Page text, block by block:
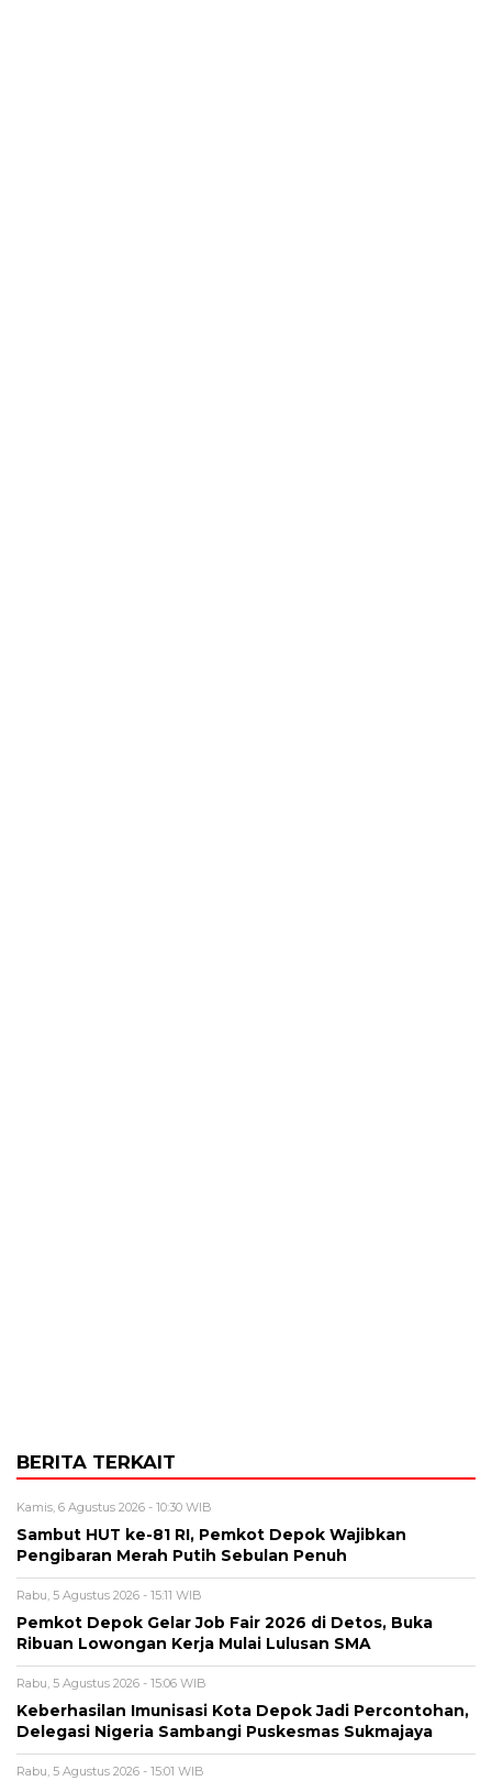
BERITA TERKAIT
Kamis, 6 Agustus 2026 - 10:30 WIB
Sambut HUT ke-81 RI, Pemkot Depok Wajibkan
Pengibaran Merah Putih Sebulan Penuh
Rabu, 5 Agustus 2026 - 15:11 WIB
Pemkot Depok Gelar Job Fair 2026 di Detos, Buka
Ribuan Lowongan Kerja Mulai Lulusan SMA
Rabu, 5 Agustus 2026 - 15:06 WIB
Keberhasilan Imunisasi Kota Depok Jadi Percontohan,
Delegasi Nigeria Sambangi Puskesmas Sukmajaya
Rabu, 5 Agustus 2026 - 15:01 WIB